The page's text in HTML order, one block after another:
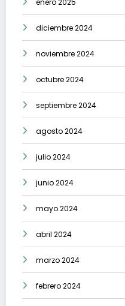
enero 2025
diciembre 2024
noviembre 2024
octubre 2024
septiembre 2024
agosto 2024
julio 2024
junio 2024
mayo 2024
abril 2024
marzo 2024
febrero 2024